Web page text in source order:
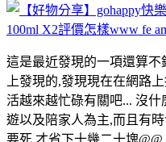
這是最近發現的一項還算不
上發現的,發現現在在網路
活越來越忙碌有關吧... 沒
遊以及陪家人為主,而且有
要死,才省下十幾二十塊